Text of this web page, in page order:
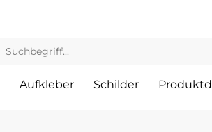
Aufkleber Schilder